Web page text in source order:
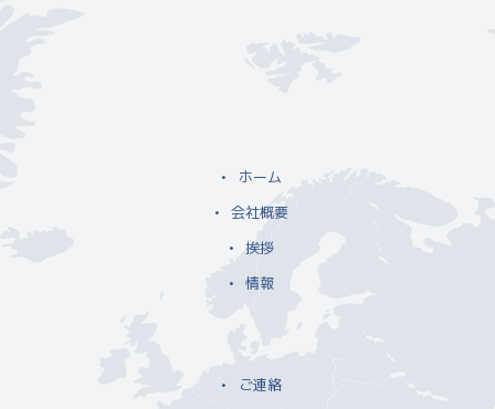
ホーム
会社概要
挨拶
情報
ご連絡